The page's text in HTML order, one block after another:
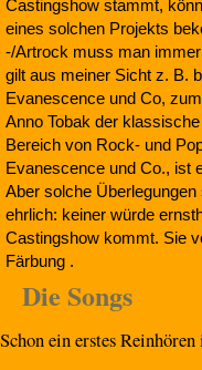
Castingshow stammt,
eines solchen Projekts
-/Artrock muss man
gilt aus meiner Sicht z. B.
Evanescence und Co,
Anno Tobak der
Bereich von Rock- und
Evanescence und Co., ist
Aber solche
ehrlich: keiner würde
Castingshow kommt. Sie
Färbung .
Die Songs
Schon ein erstes